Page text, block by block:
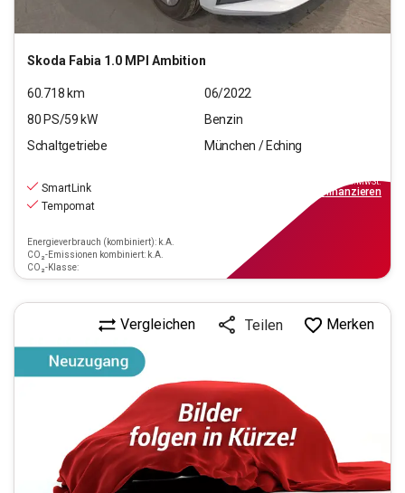
Skoda Fabia 1.0 MPI Ambition
60.718 km
06/2022
80 PS/59 kW
Benzin
Schaltgetriebe
München / Eching
SmartLink
Tempomat
Energieverbrauch (kombiniert): k.A.
CO₂-Emissionen kombiniert: k.A.
CO₂-Klasse:
inkl.MwSt.
finanzieren
Vergleichen Teilen Merken